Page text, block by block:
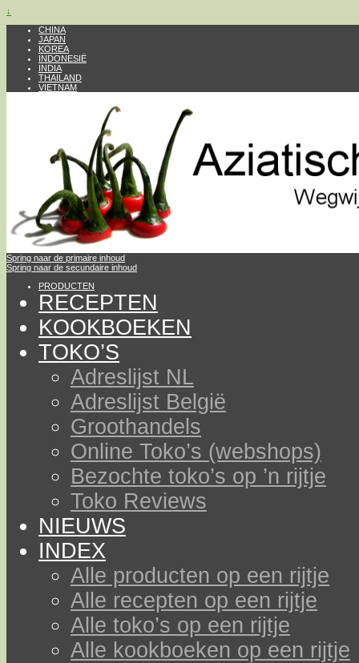
↓
CHINA
JAPAN
KOREA
INDONESIË
INDIA
THAILAND
VIETNAM
Spring naar de primaire inhoud
Spring naar de secundaire inhoud
PRODUCTEN
RECEPTEN
KOOKBOEKEN
TOKO’S
Adreslijst NL
Adreslijst België
Groothandels
Online Toko’s (webshops)
Bezochte toko’s op ’n rijtje
Toko Reviews
NIEUWS
INDEX
Alle producten op een rijtje
Alle recepten op een rijtje
Alle toko’s op een rijtje
Alle kookboeken op een rijtje